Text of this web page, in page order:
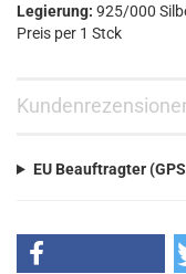
Legierung: 925/000
Preis per 1 Stck
EU Beauftragter